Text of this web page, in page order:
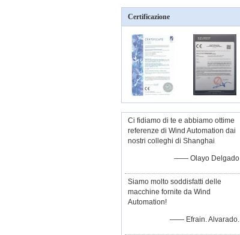
Certificazione
Ci fidiamo di te e abbiamo ottime
referenze di Wind Automation dai
nostri colleghi di Shanghai
—— Olayo Delgado
Siamo molto soddisfatti delle
macchine fornite da Wind
Automation!
—— Efrain. Alvarado.